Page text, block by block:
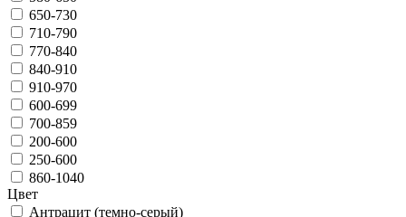
650-730
710-790
770-840
840-910
910-970
600-699
700-859
200-600
250-600
860-1040
Цвет
Антрацит (темно-серый)